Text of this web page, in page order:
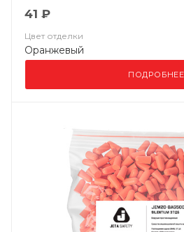
41 ₽
Цвет отделки
Оранжевый
ПОДРОБНЕЕ